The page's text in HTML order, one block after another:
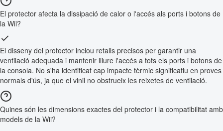
El protector afecta la dissipació de calor o l'accés als ports i botons de
la Wii?
El disseny del protector inclou retalls precisos per garantir una
ventilació adequada i mantenir lliure l'accés a tots els ports i botons de
la consola. No s'ha identificat cap impacte tèrmic significatiu en proves
normals d'ús, ja que el vinil no obstrueix les reixetes de ventilació.
Quines són les dimensions exactes del protector i la compatibilitat amb
models de la Wii?